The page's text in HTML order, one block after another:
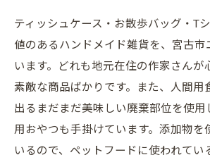
ティッシュケース・お散歩バッグ・T
値のあるハンドメイド雑貨を、宮古市
います。どれも地元在住の作家さんが
素敵な商品ばかりです。また、人間用
出るまだまだ美味しい廃棄部位を使用
用おやつも手掛けています。添加物を
いるので、ペットフードに使われてい